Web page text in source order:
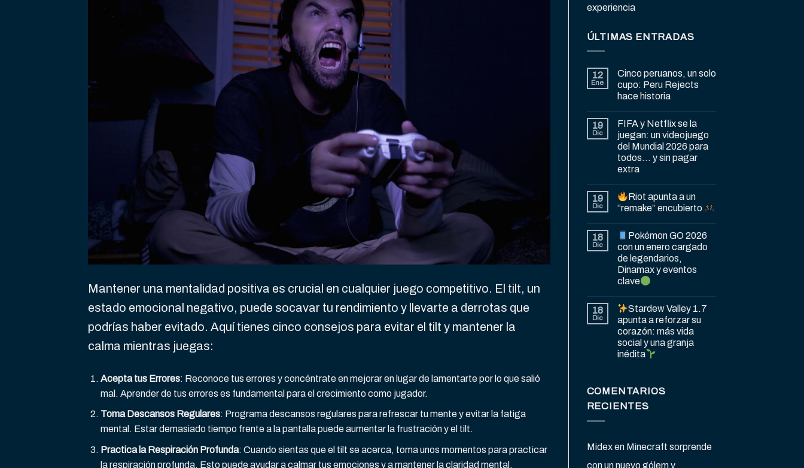
Mantener una mentalidad positiva es crucial en cualquier juego competitivo. El tilt, un
estado emocional negativo, puede socavar tu rendimiento y llevarte a derrotas que
podrías haber evitado. Aquí tienes cinco consejos para evitar el tilt y mantener la
calma mientras juegas:
Acepta tus Errores: Reconoce tus errores y concéntrate en mejorar en lugar de lamentarte por lo que salió
mal. Aprender de tus errores es fundamental para el crecimiento como jugador.
Toma Descansos Regulares: Programa descansos regulares para refrescar tu mente y evitar la fatiga
mental. Estar demasiado tiempo frente a la pantalla puede aumentar la frustración y el tilt.
Practica la Respiración Profunda: Cuando sientas que el tilt se acerca, toma unos momentos para practicar
la respiración profunda. Esto puede ayudar a calmar tus emociones y a mantener la claridad mental.
experiencia
ÚLTIMAS ENTRADAS
12
Ene
Cinco peruanos, un solo
cupo: Peru Rejects
hace historia
19
Dic
FIFA y Netflix se la
juegan: un videojuego
del Mundial 2026 para
todos… y sin pagar
extra
19
Dic
Riot apunta a un
“remake” encubierto
18
Dic
Pokémon GO 2026
con un enero cargado
de legendarios,
Dinamax y eventos
clave
18
Dic
Stardew Valley 1.7
apunta a reforzar su
corazón: más vida
social y una granja
inédita
COMENTARIOS
RECIENTES
Midexen Minecraft sorprende
con un nuevo gólem y